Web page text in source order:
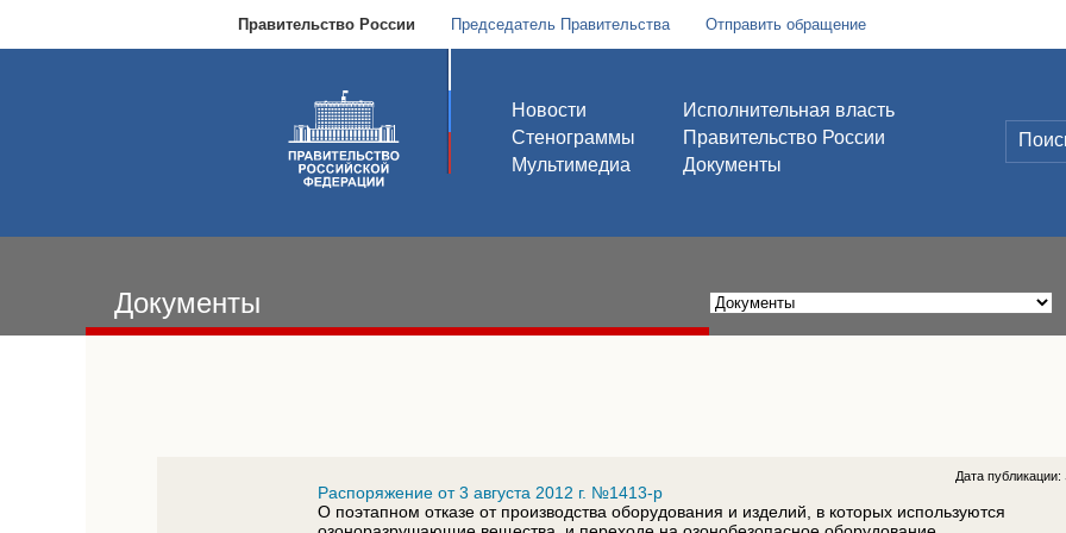
Правительство России Председатель Правительства Отправить обращение
Новости
Стенограммы
Мультимедиа
Исполнительная власть
Правительство России
Документы
Документы
Дата публикации:
Распоряжение от 3 августа 2012 г. №1413-р
О поэтапном отказе от производства оборудования и изделий, в которых используются